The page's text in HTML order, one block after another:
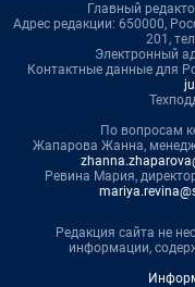
Главный
Адрес редакции: 650000,
201,
Электронный
Контактные данные для
По вопросам
Жапарова Жанна,
Ревина Мария,
Редакция сайта не
информации,